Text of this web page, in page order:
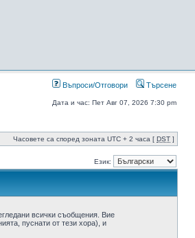
Въпроси/Отговори Търсене
Дата и час: Пет Авг 07, 2026 7:30 pm
Часовете са според зоната UTC + 2 часа [ DST ]
Език:
всички съобщения. Вие
пуснати от тези хора), и